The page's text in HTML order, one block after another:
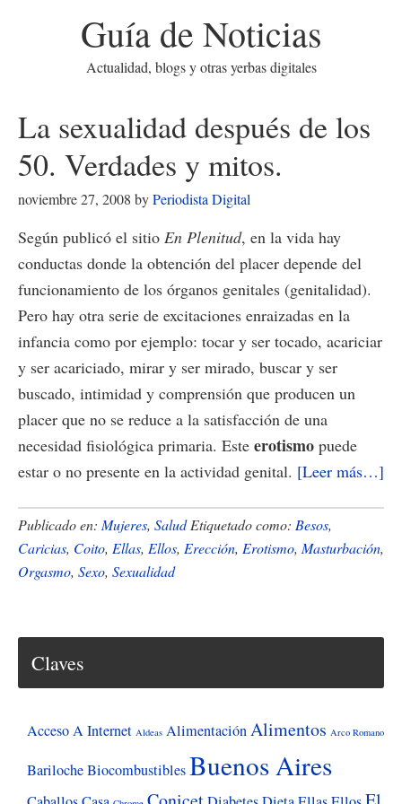
Guía de Noticias
Actualidad, blogs y otras yerbas digitales
La sexualidad después de los
50. Verdades y mitos.
noviembre 27, 2008 byPeriodista Digital
Según publicó el sitio En Plenitud, en la vida hay
conductas donde la obtención del placer depende del
funcionamiento de los órganos genitales (genitalidad).
Pero hay otra serie de excitaciones enraizadas en la
infancia como por ejemplo: tocar y ser tocado, acariciar
y ser acariciado, mirar y ser mirado, buscar y ser
buscado, intimidad y comprensión que producen un
placer que no se reduce a la satisfacción de una
necesidad fisiológica primaria. Este erotismo puede
estar o no presente en la actividad genital. [Leer más…]
Publicado en: Mujeres, Salud Etiquetado como: Besos,
Caricias, Coito, Ellas, Ellos, Erección, Erotismo, Masturbación,
Orgasmo, Sexo, Sexualidad
Claves
Acceso A Internet Aldeas AlimentaciónAlimentos Arco Romano
BarilocheBiocombustiblesBuenos Aires